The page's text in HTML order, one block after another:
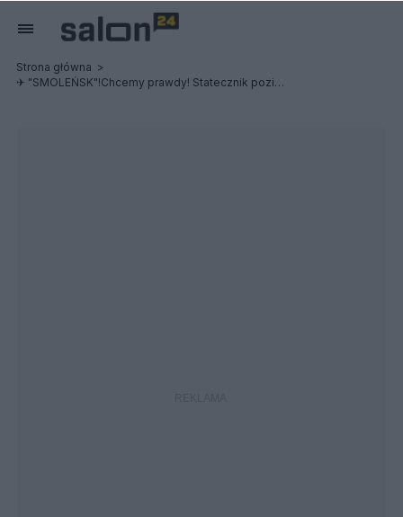
Strona główna
✈ "SMOLEŃSK"!Chcemy prawdy! Statecznik poziomy przyczyną śmierci delegacji?